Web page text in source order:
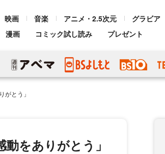
映画 音楽 アニメ・2.5次元 グラビア
漫画 コミック試し読み プレゼント
がとう」
をありがとう」